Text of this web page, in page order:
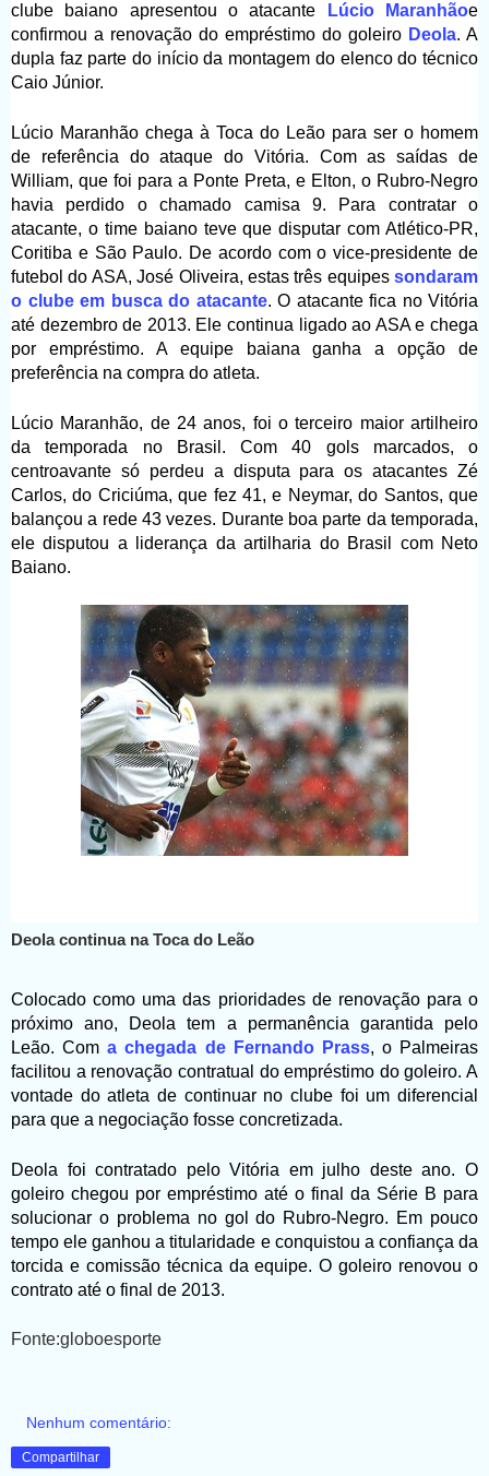
clube baiano apresentou o atacante
Lúcio Maranhãoe
confirmou a renovação do empréstimo do goleiro Deola. A
dupla faz parte do início da montagem do elenco do técnico
Caio Júnior.
Lúcio Maranhão chega à Toca do Leão para ser o homem
de referência do ataque do Vitória. Com as saídas de
William, que foi para a Ponte Preta, e Elton, o Rubro-Negro
havia perdido o chamado camisa 9. Para contratar o
atacante, o time baiano teve que disputar com Atlético-PR,
Coritiba e São Paulo. De acordo com o vice-presidente de
futebol do ASA, José Oliveira, estas três equipes sondaram
o clube em busca do atacante. O atacante fica no Vitória
até dezembro de 2013. Ele continua ligado ao ASA e chega
por empréstimo. A equipe baiana ganha a opção de
preferência na compra do atleta.
Lúcio Maranhão, de 24 anos, foi o terceiro maior artilheiro
da temporada no Brasil. Com 40 gols marcados, o
centroavante só perdeu a disputa para os atacantes Zé
Carlos, do Criciúma, que fez 41, e Neymar, do Santos, que
balançou a rede 43 vezes. Durante boa parte da temporada,
ele disputou a liderança da artilharia do Brasil com Neto
Baiano.
Deola continua na Toca do Leão
Colocado como uma das prioridades de renovação para o
próximo ano, Deola tem a permanência garantida pelo
Leão. Coma chegada de Fernando Prass, o Palmeiras
facilitou a renovação contratual do empréstimo do goleiro. A
vontade do atleta de continuar no clube foi um diferencial
para que a negociação fosse concretizada.
Deola foi contratado pelo Vitória em julho deste ano. O
goleiro chegou por empréstimo até o final da Série B para
solucionar o problema no gol do Rubro-Negro. Em pouco
tempo ele ganhou a titularidade e conquistou a confiança da
torcida e comissão técnica da equipe. O goleiro renovou o
contrato até o final de 2013.
Fonte:globoesporte
Nenhum comentário:
Compartilhar